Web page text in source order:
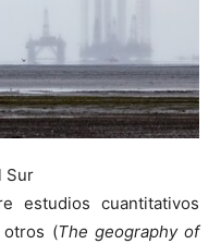
Sur
estudios cuantitativos
otros (The geography of